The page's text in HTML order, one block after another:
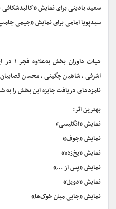
سعید بادینی برای نمایش «کالبدشکافی
سیدپویا امامی برای نمایش «جیمی
هیات
اشرفی، شاهین چگینی، محسن
نامزدهای دریافت جایزه این بخش را به
بهترین اثر:
نمایش «انگلیسی»
نمایش «جوف»
نمایش «یخ‌زده»
نمایش «پس از …»
نمایش «دویل»
نمایش «جایی میان خوک‌ها»